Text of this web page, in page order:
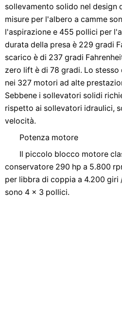
sollevamento solido nel design
misure per l'albero a camme
l'aspirazione e 455 pollici per
durata della presa è 229 gradi
scarico è di 237 gradi
zero lift è di 78 gradi. Lo
nei 327 motori ad alte
Sebbene i sollevatori solidi
rispetto ai sollevatori idraulici,
velocità.
Potenza motore
Il piccolo blocco motore
conservatore 290 hp a 5.800
per libbra di coppia a 4.200 giri
sono 4 x 3 pollici.